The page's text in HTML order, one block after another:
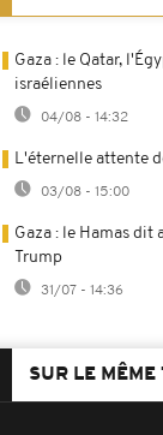
Gaza : le Qatar,
israéliennes
04/08 - 14:32
L'éternelle attente
03/08 - 15:00
Gaza : le Hamas
Trump
31/07 - 14:36
SUR LE MÊME